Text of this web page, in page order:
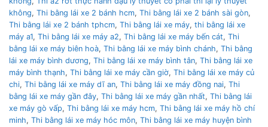
không, Thi bằng lái xe 2 bánh hcm, Thi bằng lái xe 2 bánh sài gòn,
Thi bằng lái xe 2 bánh tphcm, Thi bằng lái xe máy, thi bằng lái xe
máy a1, Thi bằng lái xe máy a2, Thi bằng lái xe máy bến cát, Thi
bằng lái xe máy biên hoà, Thi bằng lái xe máy bình chánh, Thi bằng
lái xe máy bình dương, Thi bằng lái xe máy bình tân, Thi bằng lái xe
máy bình thạnh, Thi bằng lái xe máy cần giờ, Thi bằng lái xe máy củ
chi, Thi bằng lái xe máy dĩ an, Thi bằng lái xe máy đồng nai, Thi
bằng lái xe máy gần đây, Thi bằng lái xe máy gần nhất, Thi bằng lái
xe máy gò vấp, Thi bằng lái xe máy hcm, Thi bằng lái xe máy hồ chí
minh, Thi bằng lái xe máy hóc môn, Thi bằng lái xe máy huyện bình